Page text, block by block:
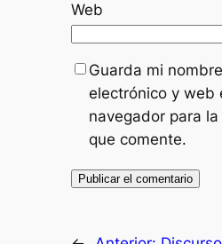
Web
Guarda mi
electrónico y web
navegador para
que comente.